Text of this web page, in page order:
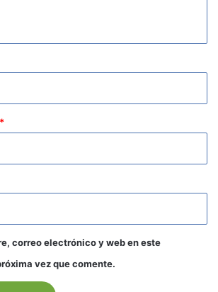
*
correo electrónico y web en este
vez que comente.